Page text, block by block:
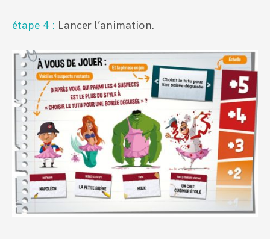
étape 4 : Lancer l’animation.